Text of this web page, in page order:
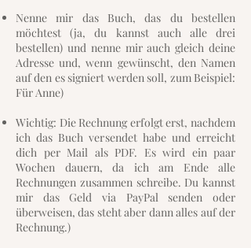
Nenne mir das Buch, das du bestellen
möchtest (ja, du kannst auch alle drei
bestellen) und nenne mir auch gleich deine
Adresse und, wenn gewünscht, den Namen
auf den es signiert werden soll, zum Beispiel:
Für Anne)
Wichtig: Die Rechnung erfolgt erst, nachdem
ich das Buch versendet habe und erreicht
dich per Mail als PDF. Es wird ein paar
Wochen dauern, da ich am Ende alle
Rechnungen zusammen schreibe. Du kannst
mir das Geld via PayPal senden oder
überweisen, das steht aber dann alles auf der
Rechnung.)